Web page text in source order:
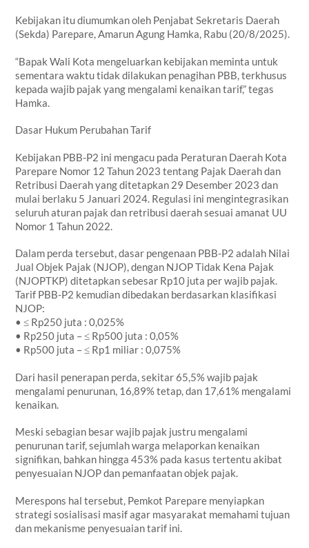
Kebijakan itu diumumkan oleh Penjabat Sekretaris Daerah
(Sekda) Parepare, Amarun Agung Hamka, Rabu (20/8/2025).
“Bapak Wali Kota mengeluarkan kebijakan meminta untuk
sementara waktu tidak dilakukan penagihan PBB, terkhusus
kepada wajib pajak yang mengalami kenaikan tarif,” tegas
Hamka.
Dasar Hukum Perubahan Tarif
Kebijakan PBB-P2 ini mengacu pada Peraturan Daerah Kota
Parepare Nomor 12 Tahun 2023 tentang Pajak Daerah dan
Retribusi Daerah yang ditetapkan 29 Desember 2023 dan
mulai berlaku 5 Januari 2024. Regulasi ini mengintegrasikan
seluruh aturan pajak dan retribusi daerah sesuai amanat UU
Nomor 1 Tahun 2022.
Dalam perda tersebut, dasar pengenaan PBB-P2 adalah Nilai
Jual Objek Pajak (NJOP), dengan NJOP Tidak Kena Pajak
(NJOPTKP) ditetapkan sebesar Rp10 juta per wajib pajak.
Tarif PBB-P2 kemudian dibedakan berdasarkan klasifikasi
NJOP:
• ≤ Rp250 juta : 0,025%
• Rp250 juta – ≤ Rp500 juta : 0,05%
• Rp500 juta – ≤ Rp1 miliar : 0,075%
Dari hasil penerapan perda, sekitar 65,5% wajib pajak
mengalami penurunan, 16,89% tetap, dan 17,61% mengalami
kenaikan.
Meski sebagian besar wajib pajak justru mengalami
penurunan tarif, sejumlah warga melaporkan kenaikan
signifikan, bahkan hingga 453% pada kasus tertentu akibat
penyesuaian NJOP dan pemanfaatan objek pajak.
Merespons hal tersebut, Pemkot Parepare menyiapkan
strategi sosialisasi masif agar masyarakat memahami tujuan
dan mekanisme penyesuaian tarif ini.